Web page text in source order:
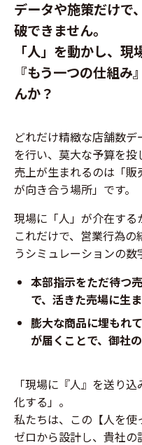
データや施策だけで
破できません。
「人」を動かし、
『もう一つの仕組
んか？
どれだけ精緻な店舗数
を行い、莫大な予算を
売上が生まれるのは「
が向き合う場所」です。
現場に「人」が介在する
これだけで、営業行為
うシミュレーションの数
本部指示をただ待つ
で、活きた売場に生ま
膨大な商品に埋もれ
が届くことで、御社
「現場に『人』を送り
化する」。
私たちは、この【人を
ゼロから設計し、貴社